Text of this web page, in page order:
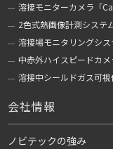
溶接モニターカメラ「
2色式熱画像計測システ
溶接場モニタリングシス
中赤外ハイスピードカメ
溶接中シールドガス可視
会社情報
ノビテックの強み